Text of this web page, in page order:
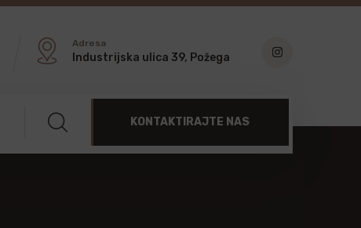
Adresa
Industrijska ulica 39, Požega
KONTAKTIRAJTE NAS